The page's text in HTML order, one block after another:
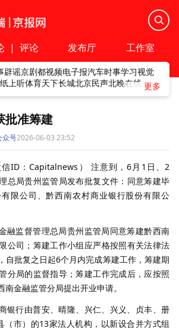
| 评论 发布厅 工作室
辟谣京剧都视频电子报汽车时事学习视觉
纸上听体育天下长城北京民声北晚在线
批准筹建
众号2026-06-03 23:52
ID：Capitalnews） 注意到，6月1日、2
总局贵州监管局发布批复文件：同意筹建毕
限公司、黔西南农村商业银行股份有限公
融监督管理总局贵州监管局同意筹建黔西南
公司；筹建工作小组应严格按照有关法律法
自批复之日起6个月内完成筹建工作，筹建期
分局的监督指导；筹建工作完成后，应按照
金融监管分局提出开业申请。
银行由普安、晴隆、兴仁、兴义、贞丰、册
（市）的13家法人机构，以新设合并方式组